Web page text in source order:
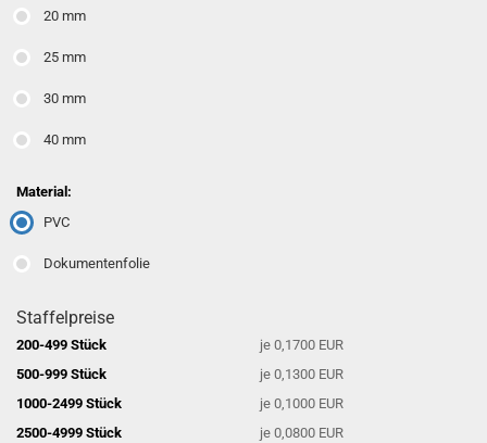
20 mm
25 mm
30 mm
40 mm
Material:
PVC
Dokumentenfolie
Staffelpreise
200-499 Stück
je 0,1700 EUR
500-999 Stück
je 0,1300 EUR
1000-2499 Stück
je 0,1000 EUR
2500-4999 Stück
je 0,0800 EUR